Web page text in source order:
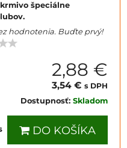
špeciálne
hodnotenia. Buďte prvý!
2,88 €
3,54 € s DPH
Dostupnosť: Skladom
DO KOŠÍKA